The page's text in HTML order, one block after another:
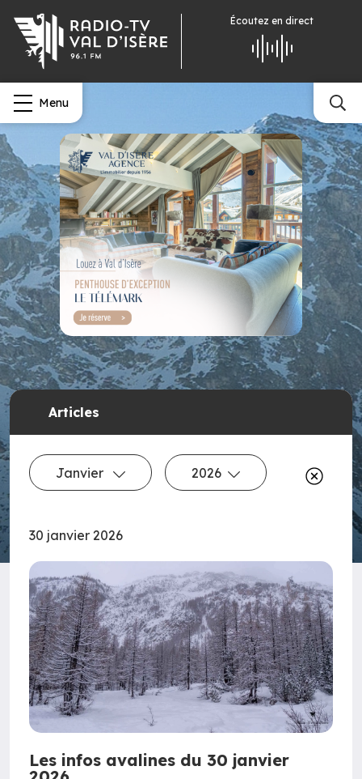
Écoutez en direct
Menu
Articles
Janvier 2026
30 janvier 2026
Les infos avalines du 30 janvier